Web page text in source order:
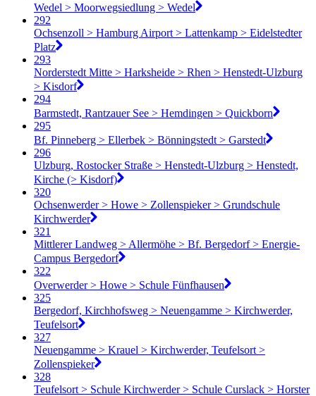
Wedel > Moorwegsiedlung > Wedel
292
Ochsenzoll > Hamburg Airport > Lattenkamp > Eidelstedter
Platz
293
Norderstedt Mitte > Harksheide > Rhen > Henstedt-Ulzburg
> Kisdorf
294
Barmstedt, Rantzauer See > Hemdingen > Quickborn
295
Bf. Pinneberg > Ellerbek > Bönningstedt > Garstedt
296
Ulzburg, Rostocker Straße > Henstedt-Ulzburg > Henstedt,
Kirche (> Kisdorf)
320
Ochsenwerder > Howe > Zollenspieker > Grundschule
Kirchwerder
321
Mittlerer Landweg > Allermöhe > Bf. Bergedorf > Energie-
Campus Bergedorf
322
Overwerder > Howe > Schule Fünfhausen
325
Bergedorf, Kirchhofsweg > Neuengamme > Kirchwerder,
Teufelsort
327
Neuengamme > Krauel > Kirchwerder, Teufelsort >
Zollenspieker
328
Teufelsort > Schule Kirchwerder > Schule Curslack > Horster